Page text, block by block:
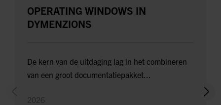
OPERATING WINDOWS IN
DYMENZIONS
De kern van de uitdaging lag in het combineren
van een groot documentatiepakket...
2026